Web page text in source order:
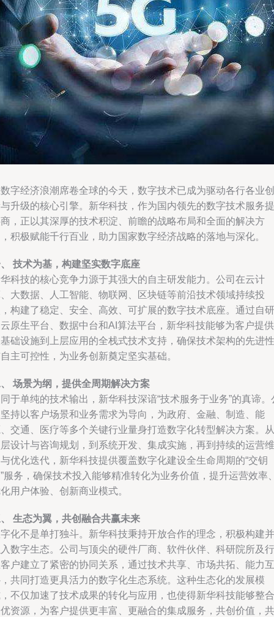
字经济浪潮席卷全球的今天，数字技术已成为驱动各行各业创
升级的核心引擎。新华科技，作为国内领先的数字技术服务提
，正以其深厚的技术积淀、前瞻的战略布局和全面的解决方
积极赋能千行百业，助力国家数字经济战略的落地与深化。
技术为基，构建坚实数字底座
科技的核心竞争力源于其强大的自主研发能力。公司在云计
大数据、人工智能、物联网、区块链等前沿技术领域持续投
构建了稳定、安全、高效、可扩展的数字技术底座。通过自研
原生平台、数据中台和AI算法平台，新华科技能够为客户提供
础设施到上层应用的全栈式技术支持，确保技术架构的先进性
主可控性，为业务创新奠定坚实基础。
场景为纲，提供全周期解决方案
于单纯的技术输出，新华科技深谙“技术服务于业务”的真谛。
持以客户场景和业务需求为导向，为政府、金融、制造、能
交通、医疗等多个关键行业量身打造数字化转型解决方案。从
设计与咨询规划，到系统开发、集成实施，再到持续的运营维
优化迭代，新华科技提供覆盖数字化建设全生命周期的“交钥
服务，确保技术投入能够精准转化为业务价值，提升运营效率
用户体验、创新商业模式。
生态为翼，共创融合共赢未来
化不是单打独斗。新华科技秉持开放合作的理念，积极构建并
数字生态。公司与顶尖的硬件厂商、软件伙伴、科研院所及行
户建立了紧密的协同关系，通过技术共享、市场共拓、能力互
共同打造更具活力的数字化生态系统。这种生态化的发展模
不仅加速了技术成果的转化与应用，也使得新华科技能够整合
资源，为客户提供更丰富、更融合的集成服务，共创价值，共